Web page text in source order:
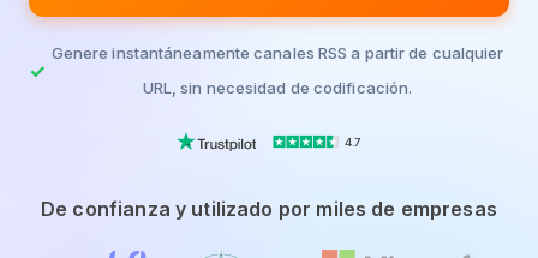
Genere instantáneamente canales RSS a partir de cualquier
URL, sin necesidad de codificación.
4.7
De confianza y utilizado por miles de empresas